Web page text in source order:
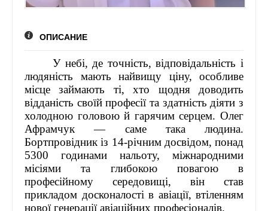
ПІДПРИЄМНИЦТВА УКРАЇНИ – 2021”
ЗАХОДИ
ЗАРУБІЖНІ ЗАХОДИ
ТРЕНІНГИ
НАЦІОНАЛЬНІ ЗАХОДИ
ЛІДЕРИ ХХІ СТОЛІТТЯ - ПРЕЗЕНТАЦІЇ
СПІЛЬНО ДЛЯ УКРАЇНИ
НАГОРОДИ, ВІДЗНАКИ
ОПИСАНИЕ
У небі, де точність, відповідальність і
людяність мають найвищу ціну, особливе
місце займають ті, хто щодня доводить
відданість своїй професії та здатність діяти з
холодною головою й гарячим серцем. Олег
Афрамчук — саме така людина.
Бортпровідник із 14-річним досвідом, понад
5300 годинами нальоту, міжнародними
місіями та глибокою повагою в
професійному середовищі, він став
прикладом досконалості в авіації, втіленням
нової генерації авіаційних професіоналів.